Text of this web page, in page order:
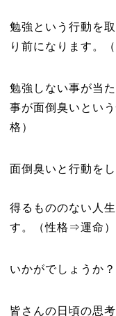
勉強という行動を
り前になります。
勉強しない事が当
事が面倒臭いとい
格）
面倒臭いと行動を
得るもののない人
す。（性格⇒運命）
いかがでしょうか？
皆さんの日頃の思